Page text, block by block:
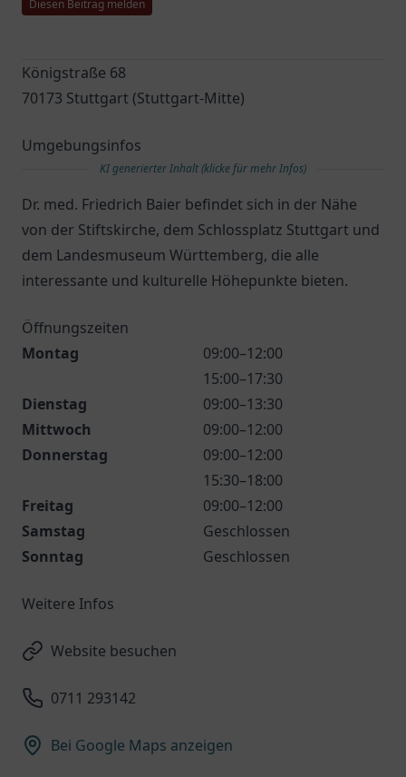
Diesen Beitrag melden
Königstraße 68
70173 Stuttgart (Stuttgart-Mitte)
Umgebungsinfos
KI generierter Inhalt (klicke für mehr Infos)
Dr. med. Friedrich Baier befindet sich in der Nähe
von der Stiftskirche, dem Schlossplatz Stuttgart und
dem Landesmuseum Württemberg, die alle
interessante und kulturelle Höhepunkte bieten.
Öffnungszeiten
Montag
09:00–12:00
15:00–17:30
Dienstag
09:00–13:30
Mittwoch
09:00–12:00
Donnerstag
09:00–12:00
15:30–18:00
Freitag
09:00–12:00
Samstag
Geschlossen
Sonntag
Geschlossen
Weitere Infos
Website besuchen
0711 293142
Bei Google Maps anzeigen